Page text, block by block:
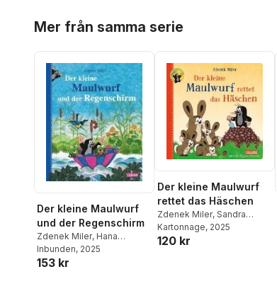
Mer från samma serie
Der kleine Maulwurf
und der Regenschirm
Zdenek Miler, Hana
Doskoilova
Inbunden, 2025
153 kr
Der kleine Maulwurf
rettet das Häschen
Zdenek Miler, Sandra
Grimm
Kartonnage, 2025
120 kr